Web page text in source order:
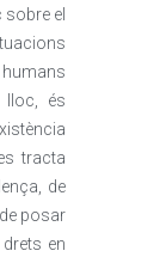
el
humans
lloc, és
tracta
de
posar
en